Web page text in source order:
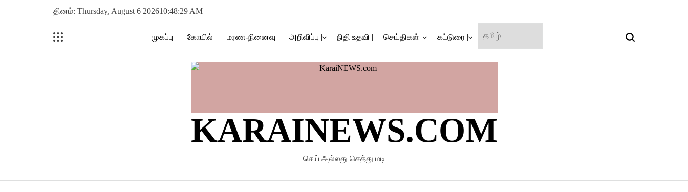
தினம்: Thursday, August 6 202610:48:29 AM
முகப்பு | கோயில் | மரண-நினைவு | அறிவிப்பு | நிதி உதவி | செய்திகள் | கட்டுரை | Search
KARAINEWS.COM
செய் அல்லது செத்து மடி